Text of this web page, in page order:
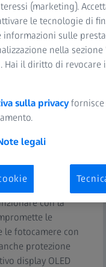
antispruzzo
per le
con la
le
le fotocamere con
protezione
display OLED
(marketing).
le tecnologie di
informazioni sulle
nella sezione
Hai il diritto di
sulla privacyfornisce
legali